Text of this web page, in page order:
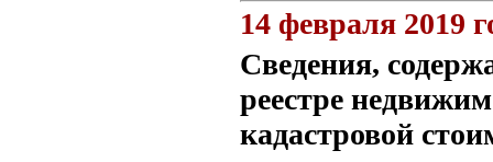
14 февраля 2019
Сведения,
реестре
кадастровой